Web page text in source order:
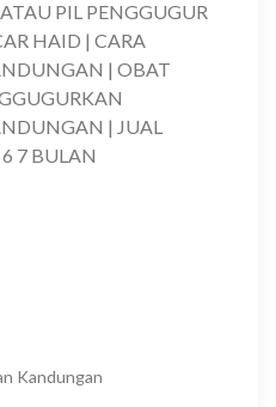
PIL PENGGUGUR
HAID | CARA
| OBAT
| JUAL
7 BULAN
Kandungan